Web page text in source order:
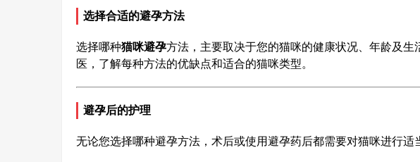
选择合适的避孕方法
选择哪种猫咪避孕方法，主要取决于您的猫咪的健康状况、年龄及
医，了解每种方法的优缺点和适合的猫咪类型。
避孕后的护理
无论您选择哪种避孕方法，术后或使用避孕药后都需要对猫咪进行适